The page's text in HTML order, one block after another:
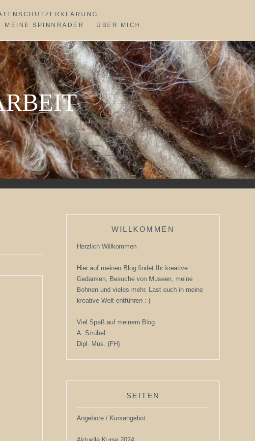
MEINE SPINNRÄDER ÜBER MICH
WILLKOMMEN
Herzlich Willkommen
Hier auf meinen Blog findet Ihr kreative
Gedanken, Besuche von Museen, meine
Bohnen und vieles mehr. Last euch in meine
kreative Welt entführen :-)
Viel Spaß auf meinem Blog
A. Strübel
Dipl. Mus. (FH)
SEITEN
Angebote / Kursangebot